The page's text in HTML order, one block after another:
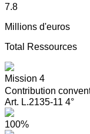
7.8
Millions d'euros
Total Ressources
Mission 4
Contribution
Art. L.2135-11 4°
100%